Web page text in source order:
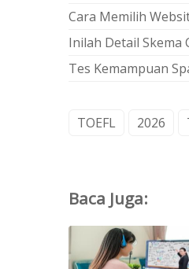
Cara Memilih
Inilah Detail Skema
Tes Kemampuan
TOEFL 2026
Baca Juga: